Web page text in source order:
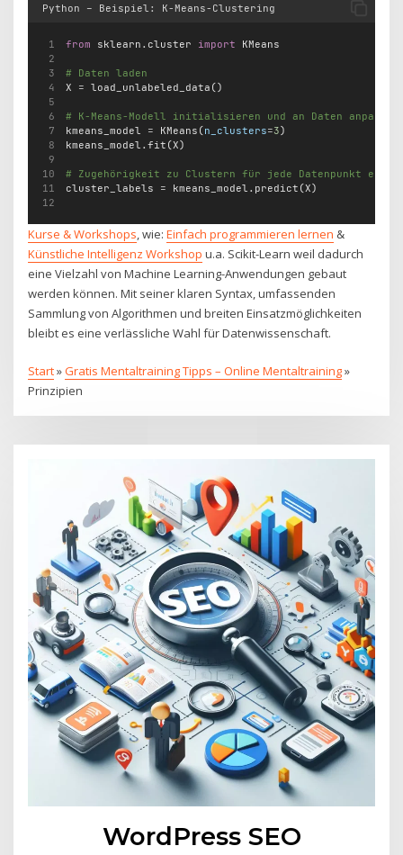
Python – Beispiel: K-Means-Clustering
from sklearn.cluster import KMeans
# Daten laden
X = load_unlabeled_data()
# K-Means-Modell initialisieren und an Daten anpassen
kmeans_model = KMeans(n_clusters=3)
kmeans_model.fit(X)
# Zugehörigkeit zu Clustern für jede Datenpunkt
cluster_labels = kmeans_model.predict(X)
Kurse & Workshops, wie:Einfach programmieren lernen &
Künstliche Intelligenz Workshop u.a. Scikit-Learn weil dadurch
eine Vielzahl von Machine Learning-Anwendungen gebaut
werden können. Mit seiner klaren Syntax, umfassenden
Sammlung von Algorithmen und breiten Einsatzmöglichkeiten
bleibt es eine verlässliche Wahl für Datenwissenschaft.
Start»Gratis Mentaltraining Tipps – Online Mentaltraining»
Prinzipien
WordPress SEO